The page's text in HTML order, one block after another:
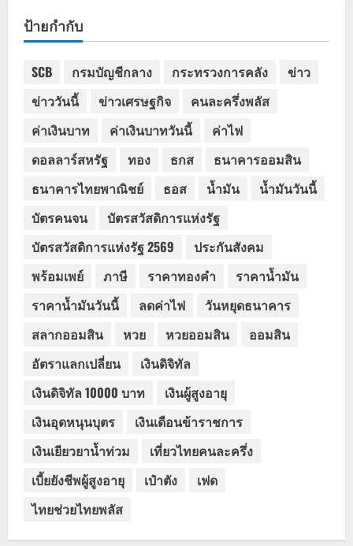
ป้ายกำกับ
SCB กรมบัญชีกลาง กระทรวงการคลัง
ข่าว
ข่าววันนี้
ข่าวเศรษฐกิจ
คนละครึ่งพลัส
ค่าเงินบาท
ค่าเงินบาทวันนี้
ค่าไฟ
ดอลลาร์สหรัฐ
ทอง ธกส
ธนาคารออมสิน
ธนาคารไทยพาณิชย์
ธอส น้ำมัน
น้ำมันวันนี้
บัตรคนจน
บัตรสวัสดิการแห่งรัฐ
บัตรสวัสดิการแห่งรัฐ 2569
ประกันสังคม
พร้อมเพย์
ภาษี ราคาทองคำ
ราคาน้ำมัน
ราคาน้ำมันวันนี้
ลดค่าไฟ
วันหยุดธนาคาร
สลากออมสิน
หวย หวยออมสิน
ออมสิน
อัตราแลกเปลี่ยน
เงินดิจิทัล
เงินดิจิทัล 10000 บาท
เงินผู้สูงอายุ
เงินอุดหนุนบุตร
เงินเดือนข้าราชการ
เงินเยียวยาน้ำท่วม
เที่ยวไทยคนละครึ่ง
เบี้ยยังชีพผู้สูงอายุ
เป๋าตัง
เฟด
ไทยช่วยไทยพลัส